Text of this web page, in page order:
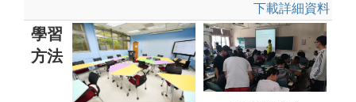
下載詳細資料
學習
方法